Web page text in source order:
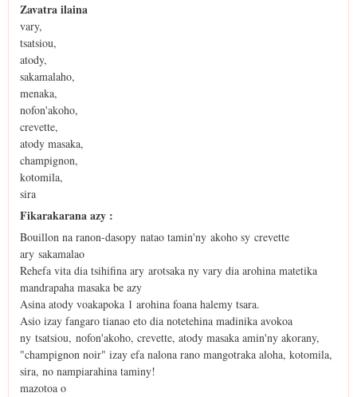
Zavatra ilaina
vary,
tsatsiou,
atody,
sakamalaho,
menaka,
nofon'akoho,
crevette,
atody masaka,
champignon,
kotomila,
sira
Fikarakarana azy :
Bouillon na ranon-dasopy natao tamin'ny akoho sy crevette
ary sakamalao
Rehefa vita dia tsihifina ary arotsaka ny vary dia arohina matetika
mandrapaha masaka be azy
Asina atody voakapoka 1 arohina foana halemy tsara.
Asio izay fangaro tianao eto dia notetehina madinika avokoa
ny tsatsiou, nofon'akoho, crevette, atody masaka amin'ny akorany,
"champignon noir" izay efa nalona rano mangotraka aloha, kotomila,
sira, no nampiarahina taminy!
mazotoa o